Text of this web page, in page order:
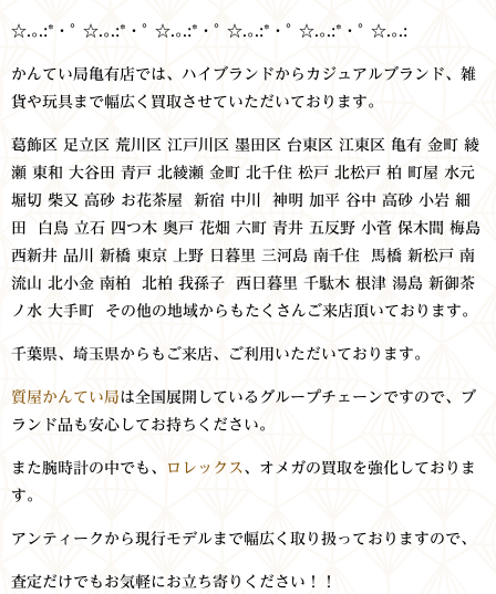
☆.｡.:*・ﾟ ☆.｡.:*・ﾟ ☆.｡.:*・ﾟ ☆.｡.:*・ﾟ ☆.｡.:*・ﾟ ☆.｡.:
かんてい局亀有店では、ハイブランドからカジュアルブランド、雑
貨や玩具まで幅広く買取させていただいております。
葛飾区 足立区 荒川区 江戸川区 墨田区 台東区 江東区 亀有 金町 綾
瀬 東和 大谷田 青戸 北綾瀬 金町 北千住 松戸 北松戸 柏 町屋 水元
堀切 柴又 高砂 お花茶屋 新宿 中川 神明 加平 谷中 高砂 小岩 細
田 白鳥 立石 四つ木 奥戸 花畑 六町 青井 五反野 小菅 保木間 梅島
西新井 品川 新橋 東京 上野 日暮里 三河島 南千住 馬橋 新松戸 南
流山 北小金 南柏 北柏 我孫子 西日暮里 千駄木 根津 湯島 新御茶
ノ水 大手町 その他の地域からもたくさんご来店頂いております。
千葉県、埼玉県からもご来店、ご利用いただいております。
質屋かんてい局は全国展開しているグループチェーンですので、ブ
ランド品も安心してお持ちください。
また腕時計の中でも、 ロレックス 、オメガの買取を強化しておりま
す。
アンティークから現行モデルまで幅広く取り扱っておりますので、
査定だけでもお気軽にお立ち寄りください！！